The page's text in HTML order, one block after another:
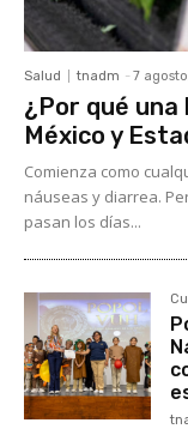
Salud tnadm - 7
¿Por qué
México y
Comienza como
náuseas y diarrea.
pasan los días...